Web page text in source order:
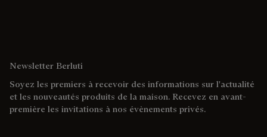
Newsletter Berluti
Soyez les premiers à recevoir des informations sur l'actualité
et les nouveautés produits de la maison. Recevez en avant-
première les invitations à nos évènements privés.